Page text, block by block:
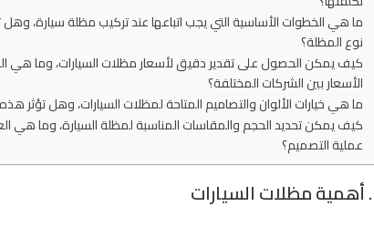
ما هي الخطوات الأساسية التي يجب اتباعها عند تركيب مظلة سيارة،
نوع المظلة؟
كيف يمكن الحصول على تقدير دقيق لأسعار مظلات السيارات، وما هي
الأسعار بين الشركات المختلفة؟
ما هي خيارات الألوان والتصاميم المتاحة لمظلات السيارات، وهل تؤثر
كيف يمكن تحديد الحجم والمقاسات المناسبة لمظلة السيارة، وما هي
عملية التصميم؟